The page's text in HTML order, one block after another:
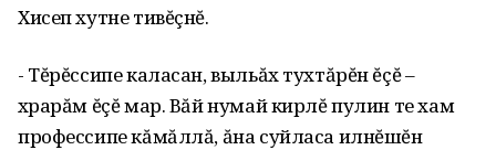
Хисеп хутне тивĕçнĕ.
- Тĕрĕссипе каласан‚ выльăх тухтăрĕн ĕçĕ –
хӗрарăм ĕçĕ мар. Вăй нумай кирлĕ пулин те хам
профессипе кăмăллă‚ ăна суйласа илнĕшĕн